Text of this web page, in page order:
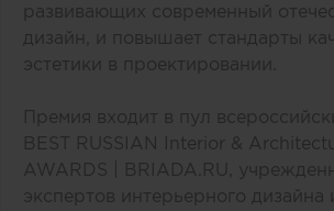
развивающих современный
дизайн, и повышает стандарты
эстетики в проектировании.
Премия входит в пул
BEST RUSSIAN Interior &
AWARDS | BRIADA.RU,
экспертов интерьерного дизайна